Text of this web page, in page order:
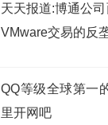
天天报道:博通公
VMware交易的反
QQ等级全球第一
里开网吧